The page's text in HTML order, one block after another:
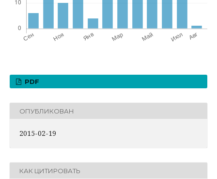
PDF
ОПУБЛИКОВАН
2015-02-19
КАК ЦИТИРОВАТЬ